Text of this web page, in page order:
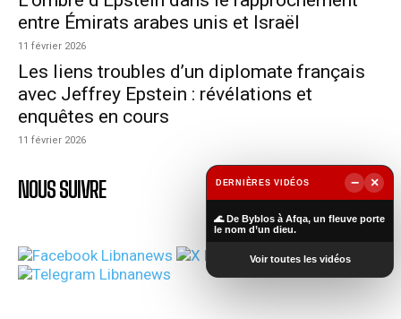
entre Émirats arabes unis et Israël
11 février 2026
Les liens troubles d’un diplomate français
avec Jeffrey Epstein : révélations et
enquêtes en cours
11 février 2026
NOUS SUIVRE DERNIÈRES VIDÉOS −
×
🌊 De Byblos à Afqa, un fleuve porte
le nom d’un dieu.
Voir toutes les vidéos